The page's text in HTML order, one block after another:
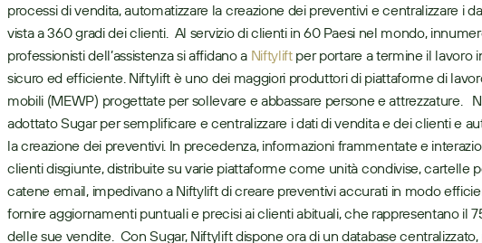
processi di vendita, automatizzare la creazione dei preventivi e centralizzare i
vista a 360 gradi dei clienti.  Al servizio di clienti in 60 Paesi nel mondo,
professionisti dell’assistenza si affidano a Niftylift per portare a termine il lavoro
sicuro ed efficiente. Niftylift è uno dei maggiori produttori di piattaforme di
mobili (MEWP) progettate per sollevare e abbassare persone e attrezzature.
adottato Sugar per semplificare e centralizzare i dati di vendita e dei clienti e
la creazione dei preventivi. In precedenza, informazioni frammentate e
clienti disgiunte, distribuite su varie piattaforme come unità condivise, cartelle
catene email, impedivano a Niftylift di creare preventivi accurati in modo
fornire aggiornamenti puntuali e precisi ai clienti abituali, che rappresentano il
delle sue vendite.  Con Sugar, Niftylift dispone ora di un database